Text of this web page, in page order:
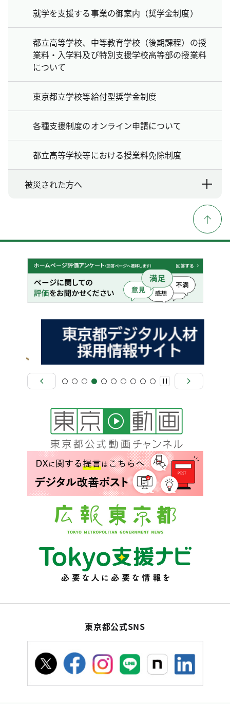
就学を支援する事業の御案内（奨学金制度）
都立高等学校、中等教育学校（後期課程）の授
業料・入学料及び特別支援学校高等部の授業料
について
東京都立学校等給付型奨学金制度
各種支援制度のオンライン申請について
都立高等学校等における授業料免除制度
被災された方へ
東京都公式SNS